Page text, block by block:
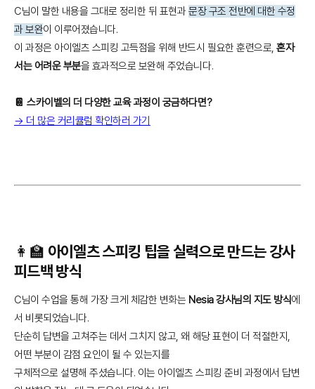
C님이 말한 내용을 그대로 정리한 뒤 표현과문장 구조 전반에 대한 수정
과 보완이 이루어졌습니다.
이 과정은 아이엘츠 스피킹 고득점을 위해 반드시 필요한 훈련으로,혼자
서는 어려운 부분을 효과적으로 보완해 주었습니다.
📔 스카이벨의 더 다양한 교육 과정이 궁금하다면?
→ 더 많은 커리큘럼 확인하러 가기
👩‍🏫 아이엘츠 스피킹 팁을 실력으로 만드는 강사
피드백 방식
C님이 수업을 통해 가장 크게 체감한 변화는 Nesia 강사님의 지도 방식에
서 비롯되었습니다.
단순히 답변을 고쳐주는 데서 그치지 않고, 왜 해당 표현이 더 적절한지,
어떤 부분이 감점 요인이 될 수 있는지를
구체적으로 설명해 주셨습니다. 이는 아이엘츠 스피킹 준비 과정에서 답변